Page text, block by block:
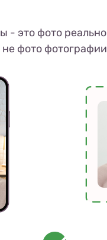
- это фото
не фото фотографии